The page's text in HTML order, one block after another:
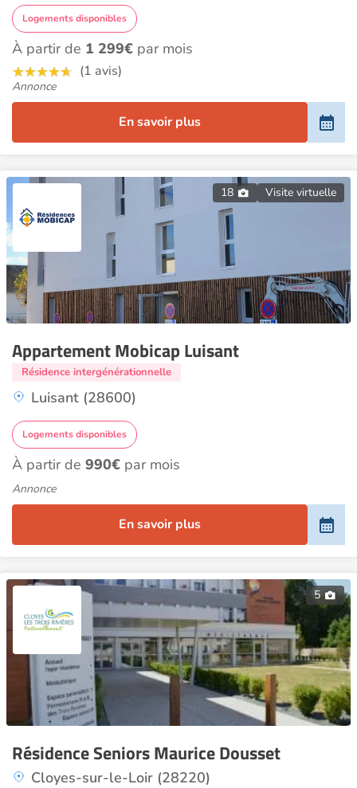
Logements disponibles
À partir de 1 299€ par mois
(1 avis)
Annonce
En savoir plus
18 Visite virtuelle
Appartement Mobicap Luisant
Résidence intergénérationnelle
Luisant (28600)
Logements disponibles
À partir de 990€ par mois
Annonce
En savoir plus
5
Résidence Seniors Maurice Dousset
Cloyes-sur-le-Loir (28220)